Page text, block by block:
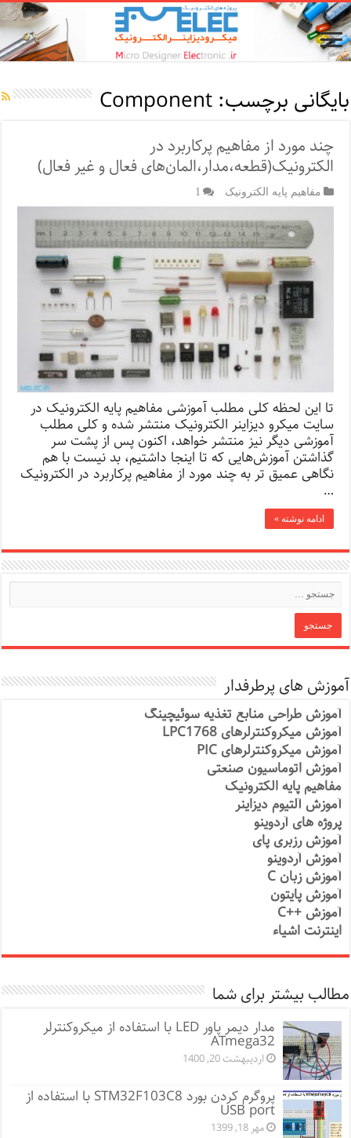
بایگانی برچسب:Component
چند مورد از مفاهیم پرکاربرد در
الکترونیک(قطعه،مدار،المان‌های فعال و غیر فعال)
مفاهیم پایه الکترونیک 1
تا این لحظه کلی مطلب آموزشی مفاهیم پایه الکترونیک در
سایت میکرو دیزاینر الکترونیک منتشر شده و کلی مطلب
آموزشی دیگر نیز منتشر خواهد، اکنون پس از پشت سر
گذاشتن آموزش‌هایی که تا اینجا داشتیم، بد نیست با هم
نگاهی عمیق تر به چند مورد از مفاهیم پرکاربرد در الکترونیک
…
ادامه نوشته »
آموزش های پرطرفدار
آموزش طراحی منابع تغذیه سوئیچینگ
آموزش میکروکنترلرهای LPC1768
آموزش میکروکنترلرهای PIC
آموزش اتوماسیون صنعتی
مفاهیم پایه الکترونیک
آموزش آلتیوم دیزاینر
پروژه های آردوینو
آموزش رزبری پای
آموزش آردوینو
آموزش زبان C
آموزش پایتون
آموزش ++C
اینترنت اشیاء
مطالب بیشتر برای شما
مدار دیمر پاور LED با استفاده از میکروکنترلر
ATmega32
اردیبهشت 20, 1400
پروگرم کردن بورد STM32F103C8 با استفاده از
USB port
مهر 18, 1399